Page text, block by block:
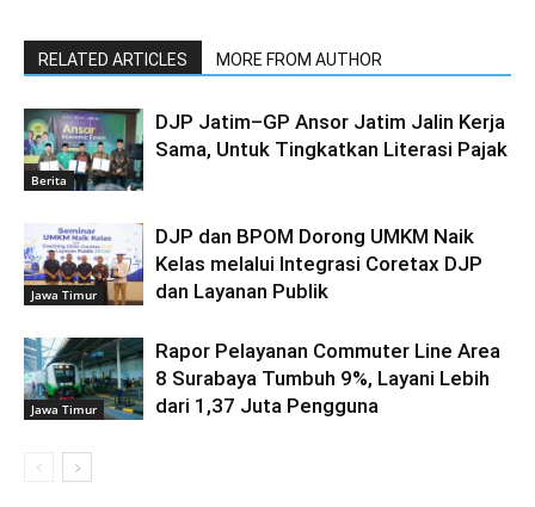
RELATED ARTICLES MORE FROM AUTHOR
Berita
DJP Jatim–GP Ansor Jatim Jalin Kerja
Sama, Untuk Tingkatkan Literasi Pajak
Jawa Timur
DJP dan BPOM Dorong UMKM Naik
Kelas melalui Integrasi Coretax DJP
dan Layanan Publik
Jawa Timur
Rapor Pelayanan Commuter Line Area
8 Surabaya Tumbuh 9%, Layani Lebih
dari 1,37 Juta Pengguna